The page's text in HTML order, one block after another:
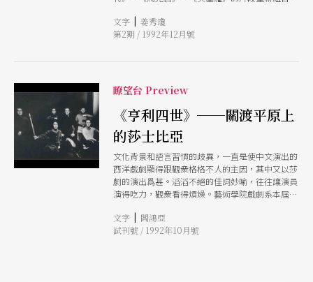
是藝術學院戲劇系排練了兩個學期的《亨利四
世》，於十月二十二日起在關渡校區的戲劇廳作爲
會，藉著對兩齣戲的得失評析與工作過程報吿，交
換意見，希望能夠傳遞經驗與心得，硏討莎劇現代
化及中文化的問題，供未來古典劇的演出參考借
鏡。
文字 | 姜秀瓊
第2期 / 1992年12月號
瞭望台 Preview
《亨利四世》──關渡平原上
的莎士比亞
文化背景和語言習慣的歧異，一直是使中文演出的
西洋戲劇顯得跟觀衆格格不人的主因，其中又以莎
劇的演出爲甚。滔滔不絕的佳詞妙喻，往往讓演員
演得吃力，觀衆看得煩燥。藝術學院戲劇系本屆的
世》，有點像高空走索。 《亨利四世》是莎士比
亞最富盛名的歷史劇之一，描述浪蕩的王子週遊於
文字 | 閻鴻亞
試刊號 / 1992年10月號